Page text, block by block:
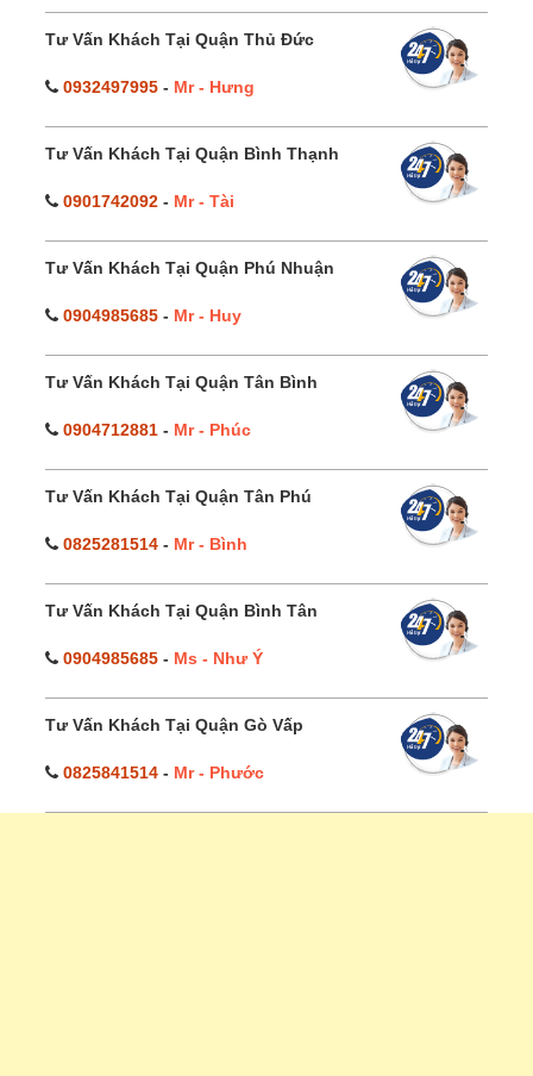
Tư Vấn Khách Tại Quận Thủ Đức
0932497995 - Mr - Hưng
Tư Vấn Khách Tại Quận Bình Thạnh
0901742092 - Mr - Tài
Tư Vấn Khách Tại Quận Phú Nhuận
0904985685 - Mr - Huy
Tư Vấn Khách Tại Quận Tân Bình
0904712881 - Mr - Phúc
Tư Vấn Khách Tại Quận Tân Phú
0825281514 - Mr - Bình
Tư Vấn Khách Tại Quận Bình Tân
0904985685 - Ms - Như Ý
Tư Vấn Khách Tại Quận Gò Vấp
0825841514 - Mr - Phước